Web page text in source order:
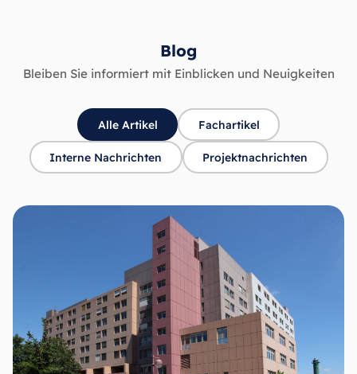
Blog
Bleiben Sie informiert mit Einblicken und Neuigkeiten
Alle Artikel Fachartikel
Interne Nachrichten Projektnachrichten